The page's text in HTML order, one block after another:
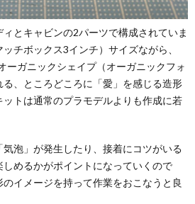
とキャビンの2パーツで構成されていま
チボックス3インチ）サイズながら、
ーガニックシェイプ（オーガニックフォ
、ところどころに「愛」を感じる造形
トは通常のプラモデルよりも作成に若
泡」が発生したり、接着にコツがいる
めるかがポイントになっていくので
イメージを持って作業をおこなうと良